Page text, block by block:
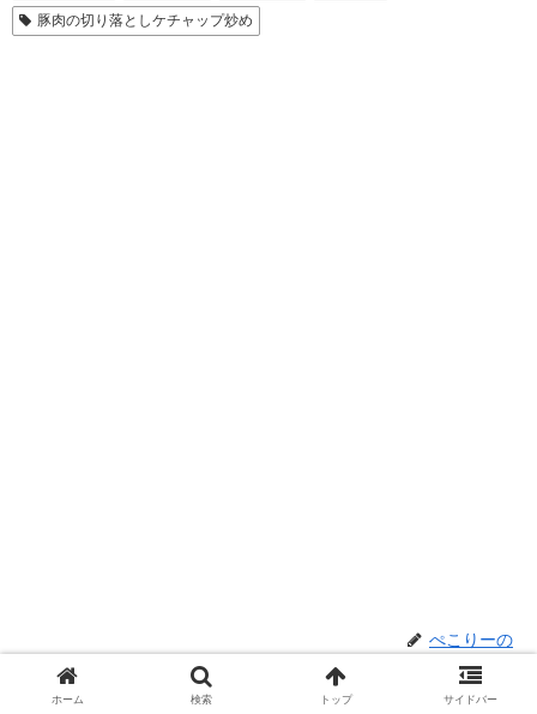
豚肉の切り落としケチャップ炒め
ぺこりーの
ホーム 検索 トップ サイドバー